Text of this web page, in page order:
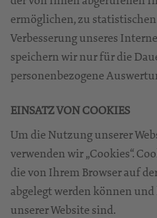
ermöglichen, zu
Verbesserung unseres
speichern wir nur für die
personenbezogene
EINSATZ VON COOKIES
Um die Nutzung unserer
verwenden wir „Cookies“.
die von Ihrem Browser auf
abgelegt werden können
unserer Website sind.